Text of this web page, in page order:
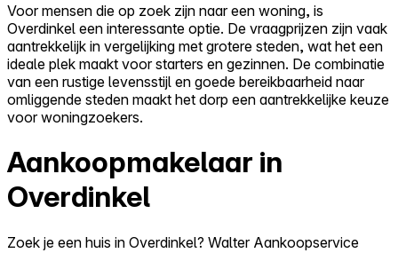
Voor mensen die op zoek zijn naar een woning, is
Overdinkel een interessante optie. De vraagprijzen zijn vaak
aantrekkelijk in vergelijking met grotere steden, wat het een
ideale plek maakt voor starters en gezinnen. De combinatie
van een rustige levensstijl en goede bereikbaarheid naar
omliggende steden maakt het dorp een aantrekkelijke keuze
voor woningzoekers.
Aankoopmakelaar in
Overdinkel
Zoek je een huis in Overdinkel? Walter Aankoopservice